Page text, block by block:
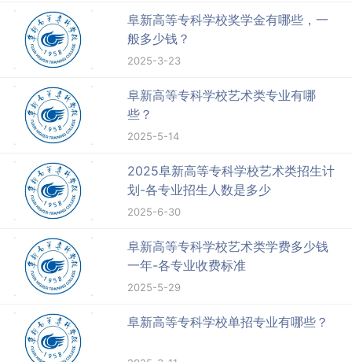
阜新高等专科学校奖学金有哪些，一
般多少钱？
2025-3-23
阜新高等专科学校艺术类专业有哪
些？
2025-5-14
2025阜新高等专科学校艺术类招生计
划-各专业招生人数是多少
2025-6-30
阜新高等专科学校艺术类学费多少钱
一年-各专业收费标准
2025-5-29
阜新高等专科学校单招专业有哪些？